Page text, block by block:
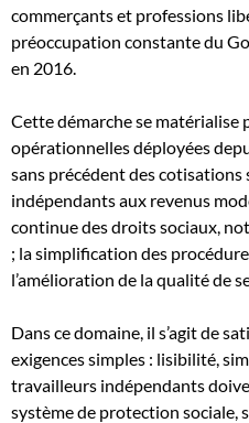
commerçants et professions
préoccupation constante du
en 2016.
Cette démarche se matérialise
opérationnelles déployées
sans précédent des
indépendants aux revenus
continue des droits sociaux,
; la simplification des
l’amélioration de la qualité de
Dans ce domaine, il s’agit de
exigences simples : lisibilité,
travailleurs indépendants
système de protection sociale,